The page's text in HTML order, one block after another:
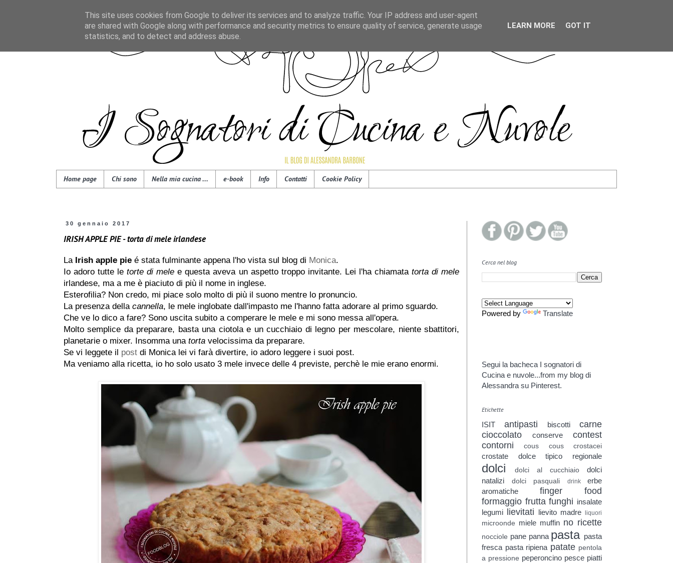
Home page Chi sono Nella mia cucina ... e-book Info Contatti Cookie Policy
30 gennaio 2017
IRISH APPLE PIE - torta di mele irlandese
La Irish apple pie é stata fulminante appena l'ho vista sul blog di Monica.
Io adoro tutte letorte di mele e questa aveva un aspetto troppo invitante. Lei l'ha chiamata torta di mele
irlandese, ma a me è piaciuto di più il nome in inglese.
Esterofilia? Non credo, mi piace solo molto di più il suono mentre lo pronuncio.
La presenza della cannella, le mele inglobate dall'impasto me l'hanno fatta adorare al primo sguardo.
Che ve lo dico a fare? Sono uscita subito a comperare le mele e mi sono messa all'opera.
Molto semplice da preparare, basta una ciotola e un cucchiaio di legno per mescolare, niente sbattitori,
planetarie o mixer. Insomma una torta velocissima da preparare.
Se vi leggete il post di Monica lei vi farà divertire, io adoro leggere i suoi post.
Ma veniamo alla ricetta, io ho solo usato 3 mele invece delle 4 previste, perchè le mie erano enormi.
Cerca nel blog
Powered by Translate
Segui la bacheca I sognatori di
Cucina e nuvole...from my blog di
Alessandra su Pinterest.
Etichette
ISIT antipasti biscotti
carne
cioccolato
conserve
contest
contorni
cous cous crostacei
crostate dolce tipico regionale
dolci dolci al cucchiaio
dolci
natalizi
dolci pasquali drink
erbe
aromatiche
finger food
formaggio frutta funghi insalate
legumi lievitati lievito madre liquori
microonde miele muffin no ricette
nocciole pane panna pasta pasta
fresca pasta ripiena patate pentola
a pressione peperoncino pesce piatti
This site uses cookies from Google to deliver its services and to analyze traffic. Your IP address and user-agent
are shared with Google along with performance and security metrics to ensure quality of service, generate usage
statistics, and to detect and address abuse.
LEARN MORE GOT IT